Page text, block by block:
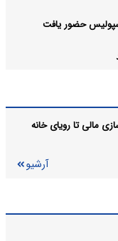
حضور یافت
آرشیو
مالی تا رویای خانه
آرشیو